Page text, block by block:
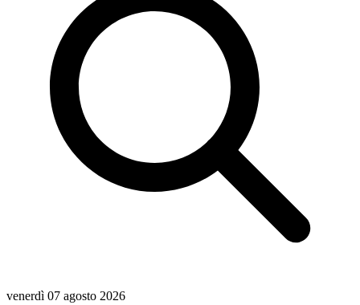
venerdì 07 agosto 2026